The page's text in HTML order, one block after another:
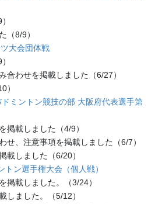
（8/9）
大会団体戦
合わせを掲載しました（6/27）
）
ミントン競技の部 大阪府代表選手第
掲載しました（4/9）
せ、注意事項を掲載しました（6/7）
載しました（6/20）
ン選手権大会（個人戦）
掲載しました。（3/24）
しました。（5/12）